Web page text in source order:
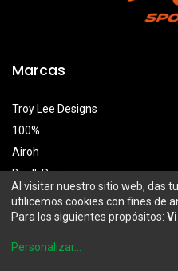
Marcas
Troy Lee Designs
100%
Airoh
Borilli Racing
MDH Sports
Prolongación Mariano Otero
Al visitar nuestro sitio web, das
utilicemos cookies con fines de
Para los siguientes propósitos:
Personalizar...